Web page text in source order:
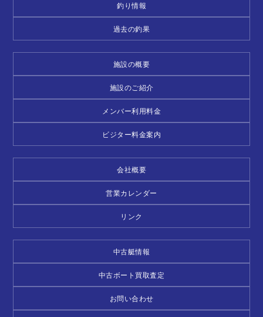
釣り情報
過去の釣果
施設の概要
施設のご紹介
メンバー利用料金
ビジター料金案内
会社概要
営業カレンダー
リンク
中古艇情報
中古ボート買取査定
お問い合わせ